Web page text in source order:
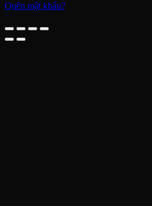
Quên mật khẩu?